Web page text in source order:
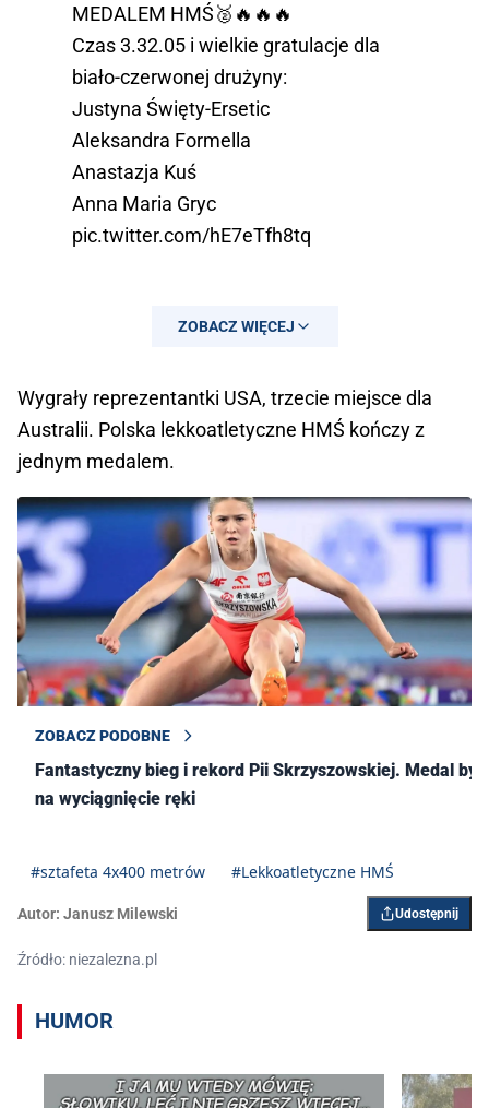
MEDALEM HMŚ🥈🔥🔥🔥
Czas 3.32.05 i wielkie gratulacje dla
biało-czerwonej drużyny:
Justyna Święty-Ersetic
Aleksandra Formella
Anastazja Kuś
Anna Maria Gryc
pic.twitter.com/hE7eTfh8tq
— Sportowy Rytm Dnia
(@SportowyRytm)March 23, 2025
ZOBACZ WIĘCEJ
Wygrały reprezentantki USA, trzecie miejsce dla
Australii. Polska lekkoatletyczne HMŚ kończy z
jednym medalem.
ZOBACZ PODOBNE
Fantastyczny bieg i rekord Pii Skrzyszowskiej. Medal był
na wyciągnięcie ręki
#sztafeta 4x400 metrów #Lekkoatletyczne HMŚ
Autor: Janusz Milewski Udostępnij
Źródło: niezalezna.pl
HUMOR